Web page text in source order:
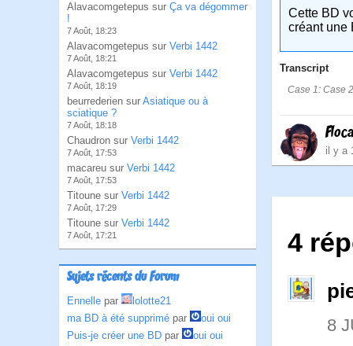
Alavacomgetepus sur Ça va dégommer
!
7 Août, 18:23
Alavacomgetepus sur Verbi 1442
7 Août, 18:21
Alavacomgetepus sur Verbi 1442
7 Août, 18:19
beurrederien sur Asiatique ou à
sciatique ?
7 Août, 18:18
Chaudron sur Verbi 1442
7 Août, 17:53
macareu sur Verbi 1442
7 Août, 17:53
Titoune sur Verbi 1442
7 Août, 17:29
Titoune sur Verbi 1442
7 Août, 17:21
Sujets récents du Forum
Ennelle par
lolotte21
ma BD à été supprimé par
oui oui
Puis-je créer une BD par
oui oui
Cette BD
créant une
Transcript
Case 1: Case
il y a
4
8